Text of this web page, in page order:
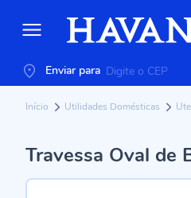
Enviar para
Início Utilidades Domésticas
Travessa Oval de